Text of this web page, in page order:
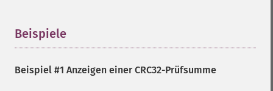
Beispiele
Beispiel #1 Anzeigen einer CRC32-Prüfsumme